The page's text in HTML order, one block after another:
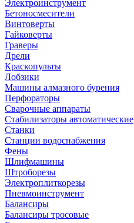
Электроинструмент
Бетоносмесители
Винтоверты
Гайковерты
Граверы
Дрели
Краскопульты
Лобзики
Машины алмазного бурения
Перфораторы
Сварочные аппараты
Стабилизаторы автоматические
Станки
Станции водоснабжения
Фены
Шлифмашины
Штроборезы
Электроплиткорезы
Пневмоинструмент
Балансиры
Балансиры тросовые